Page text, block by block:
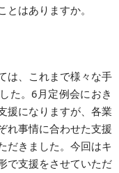
はありますか。
は、これまで様々な手
た。6月定例会におき
援になりますが、各業
れ事情に合わせた支援
だきました。今回はキ
で支援をさせていただ